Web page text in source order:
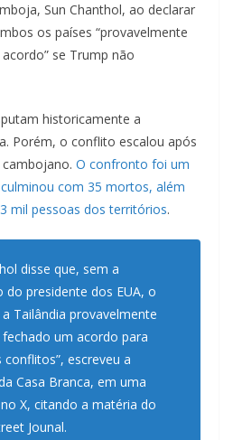
Sun Chanthol, ao declarar
os países “provavelmente
se Trump não
historicamente a
Porém, o conflito escalou após
O confronto foi um
com 35 mortos, além
mil pessoas dos territórios.
disse que, sem a
do presidente dos EUA, o
Tailândia provavelmente
um acordo para
conflitos”, escreveu a
Casa Branca, em uma
X, citando a matéria do
Jounal.